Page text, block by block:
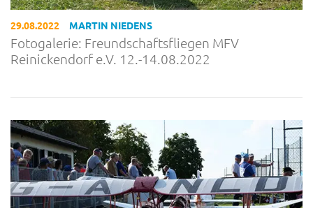
29.08.2022 MARTIN NIEDENS
Fotogalerie: Freundschaftsfliegen MFV
Reinickendorf e.V. 12.-14.08.2022